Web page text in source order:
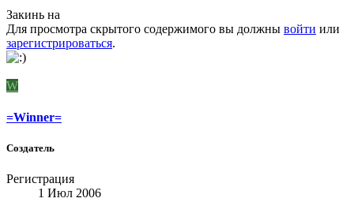
Закинь на
Для просмотра скрытого содержимого вы должны войти или
зарегистрироваться.
W
=Winner=
Создатель
Регистрация
1 Июл 2006